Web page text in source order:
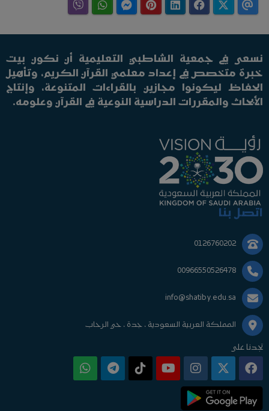
نسعى في جمعية الشاطبي التعليمية أن نكون بيت
خبرة متخصص في إعداد معلمي القرآن الكريم، وتأهيل
الحفاظ ليكونوا مجازين بالقراءات المتنوعة، وإنتاج
الأبحاث والمقررات الدراسية النوعية في القرآن وعلومه.
اتصل بنا
0126760202
00966550526478
info@shatiby.edu.sa
المملكة العربية السعودية ، جدة ، حي الرحاب
تجدنا على